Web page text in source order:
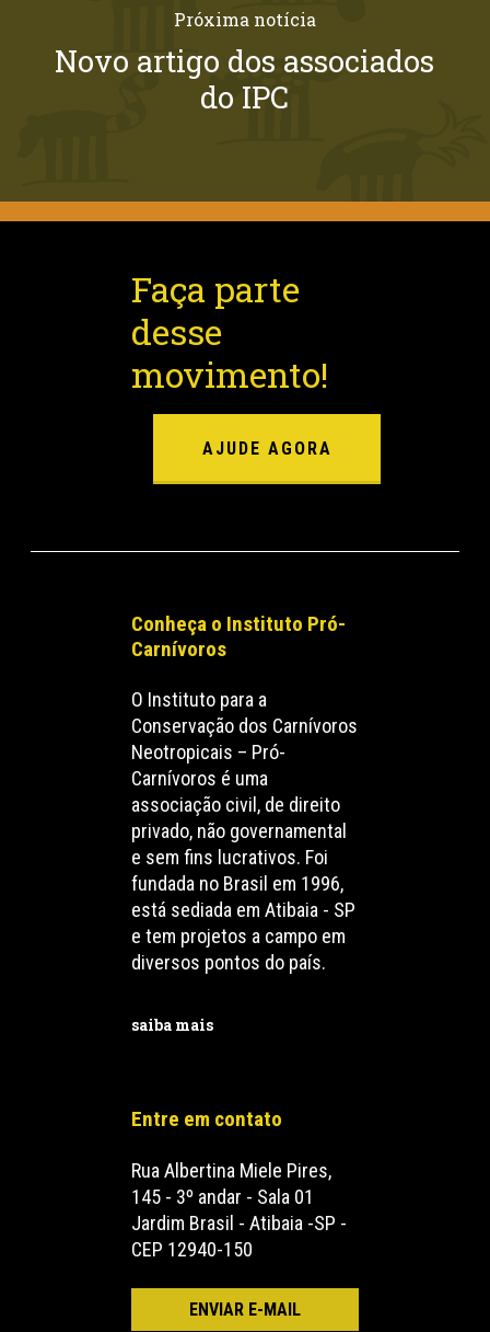
Próxima notícia
Novo artigo dos associados
do IPC
Faça parte
desse
movimento!
AJUDE AGORA
Conheça o Instituto Pró-
Carnívoros
O Instituto para a
Conservação dos Carnívoros
Neotropicais – Pró-
Carnívoros é uma
associação civil, de direito
privado, não governamental
e sem fins lucrativos. Foi
fundada no Brasil em 1996,
está sediada em Atibaia - SP
e tem projetos a campo em
diversos pontos do país.
saiba mais
Entre em contato
Rua Albertina Miele Pires,
145 - 3º andar - Sala 01
Jardim Brasil - Atibaia -SP -
CEP 12940-150